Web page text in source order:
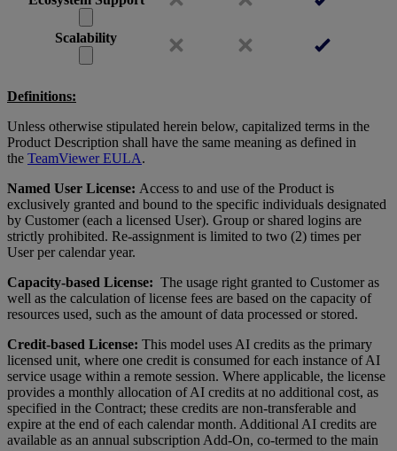
Scalability
Definitions:
Unless otherwise stipulated herein below, capitalized terms in the
Product Description shall have the same meaning as defined in
the TeamViewer EULA.
Named User License: Access to and use of the Product is
exclusively granted and bound to the specific individuals designated
by Customer (each a licensed User). Group or shared logins are
strictly prohibited. Re-assignment is limited to two (2) times per
User per calendar year.
Capacity-based License: The usage right granted to Customer as
well as the calculation of license fees are based on the capacity of
resources used, such as the amount of data processed or stored.
Credit-based License: This model uses AI credits as the primary
licensed unit, where one credit is consumed for each instance of AI
service usage within a remote session. Where applicable, the license
provides a monthly allocation of AI credits at no additional cost, as
specified in the Contract; these credits are non-transferable and
expire at the end of each calendar month. Additional AI credits are
available as an annual subscription Add-On, co-termed to the main